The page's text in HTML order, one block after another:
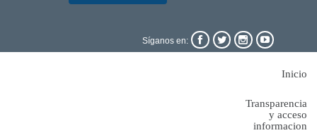
Síganos en:    
Inicio
Transparencia
y acceso
informacion